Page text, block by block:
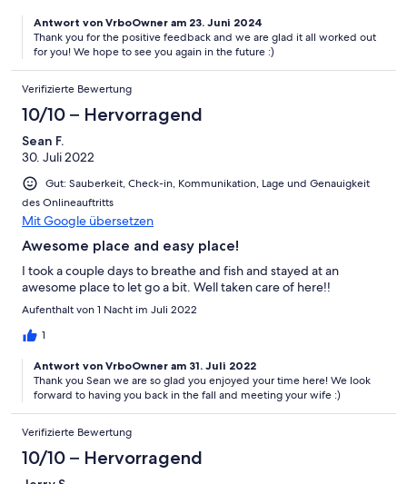
Antwort von VrboOwner am 23. Juni 2024
Thank you for the positive feedback and we are glad it all worked out
for you! We hope to see you again in the future :)
Verifizierte Bewertung
10/10 – Hervorragend
Sean F.
30. Juli 2022
Gut: Sauberkeit, Check-in, Kommunikation, Lage und Genauigkeit
des Onlineauftritts
Mit Google übersetzen
Awesome place and easy place!
I took a couple days to breathe and fish and stayed at an
awesome place to let go a bit. Well taken care of here!!
Aufenthalt von 1 Nacht im Juli 2022
1
Antwort von VrboOwner am 31. Juli 2022
Thank you Sean we are so glad you enjoyed your time here! We look
forward to having you back in the fall and meeting your wife :)
Verifizierte Bewertung
10/10 – Hervorragend